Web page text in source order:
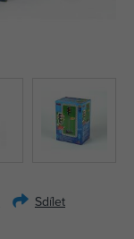
Sdílet